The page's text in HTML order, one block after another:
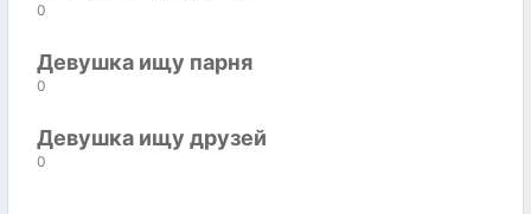
0
Девушка ищу парня
0
Девушка ищу друзей
0